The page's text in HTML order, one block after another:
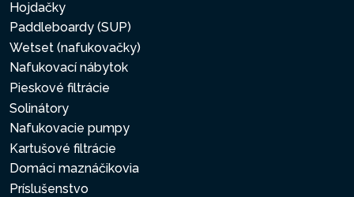
Hojdačky
Paddleboardy (SUP)
Wetset (nafukovačky)
Nafukovací nábytok
Pieskové filtrácie
Solinátory
Nafukovacie pumpy
Kartušové filtrácie
Domáci maznáčikovia
Príslušenstvo